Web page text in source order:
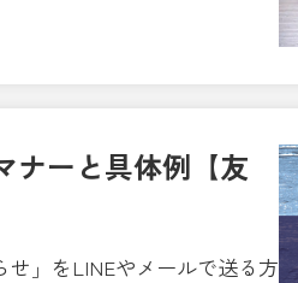
ナーと具体例【友
」をLINEやメールで送る方